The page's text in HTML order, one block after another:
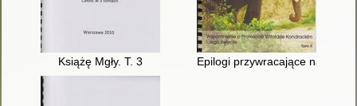
Książę Mgły. T. 3 Epilogi przywracające